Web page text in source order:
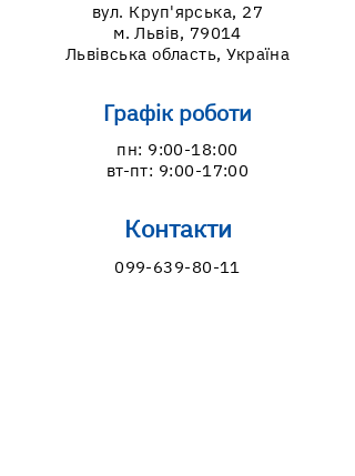
вул. Круп'ярська, 27
м. Львів, 79014
Львівська область, Україна
Графік роботи
пн: 9:00-18:00
вт-пт: 9:00-17:00
Контакти
099-639-80-11